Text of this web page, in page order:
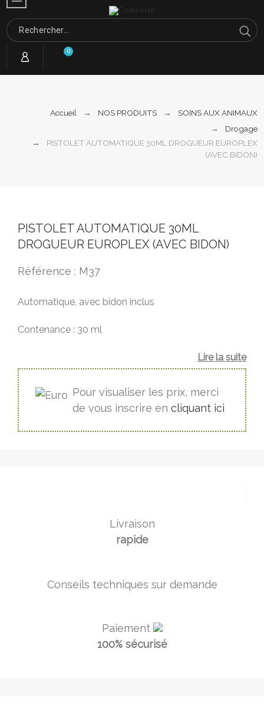
0
Accueil NOS PRODUITS
SOINS AUX ANIMAUX
Drogage
PISTOLET AUTOMATIQUE 30ML DROGUEUR EUROPLEX
(AVEC BIDON)
PISTOLET AUTOMATIQUE 30ML
DROGUEUR EUROPLEX (AVEC BIDON)
Référence : M37
Automatique, avec bidon inclus
Contenance : 30 ml
Lire la suite
Pour visualiser les prix, merci
de vous inscrire en cliquant ici
Livraison
rapide
Conseils techniques sur demande
Paiement
100% sécurisé